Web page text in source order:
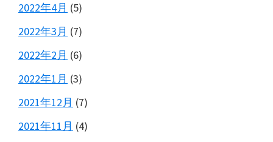
2022年4月 (5)
2022年3月 (7)
2022年2月 (6)
2022年1月 (3)
2021年12月 (7)
2021年11月 (4)